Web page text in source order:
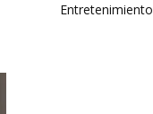
Entretenimiento